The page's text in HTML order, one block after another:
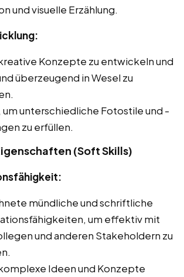
und visuelle Erzählung.
Konzepte zu entwickeln und
überzeugend in Wesel zu
unterschiedliche Fotostile und -
zu erfüllen.
(Soft Skills)
mündliche und schriftliche
um effektiv mit
und anderen Stakeholdern zu
Ideen und Konzepte